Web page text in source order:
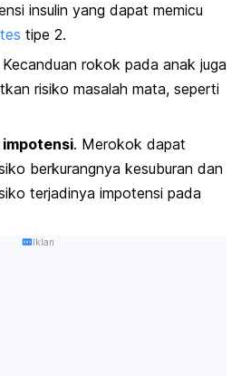
insulin yang dapat memicu
tipe 2.
Kecanduan rokok pada anak juga
risiko masalah mata, seperti
. Merokok dapat
berkurangnya kesuburan dan
terjadinya impotensi pada
Iklan